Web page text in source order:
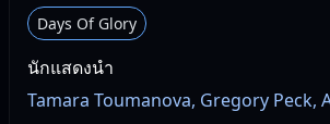
Days Of Glory
นักแสดงนำ
Tamara Toumanova, Gregory Peck,